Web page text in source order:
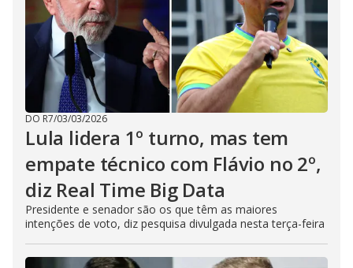
DO R7/03/03/2026
Lula lidera 1º turno, mas tem
empate técnico com Flávio no 2º,
diz Real Time Big Data
Presidente e senador são os que têm as maiores
intenções de voto, diz pesquisa divulgada nesta terça-feira